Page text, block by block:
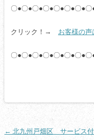
〇●〇●〇●〇●〇●〇●〇●
クリック！→ お客様の
〇●〇●〇●〇●〇●〇●〇●
投
← 北九州戸畑区 サービス